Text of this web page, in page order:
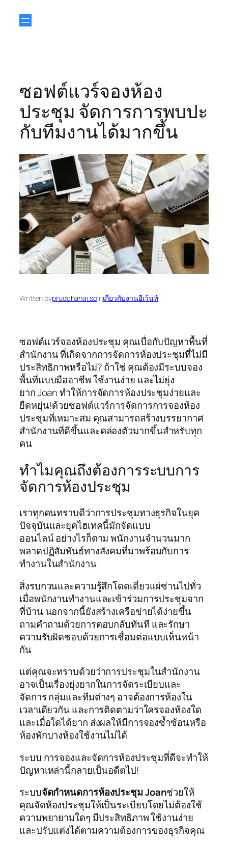
ซอฟต์แวร์จองห้อง
ประชุม จัดการการพบปะ
กับทีมงานได้มากขึ้น
Written byprudchanai.soinเกี่ยวกับงานอีเว้นท์
ซอฟต์แวร์จองห้องประชุม คุณเบื่อกับปัญหาพื้นที่
สำนักงาน ที่เกิดจากการจัดการห้องประชุมที่ไม่มี
ประสิทธิภาพหรือไม่? ถ้าใช่ คุณต้องมีระบบจอง
พื้นที่แบบมืออาชีพ ใช้งานง่าย และไม่ยุ่ง
ยาก Joan ทำให้การจัดการห้องประชุมง่ายและ
ยืดหยุ่น!ด้วยซอฟต์แวร์การจัดการการจองห้อง
ประชุมที่เหมาะสม คุณสามารถสร้างบรรยากาศ
สำนักงานที่ดีขึ้นและคล่องตัวมากขึ้นสำหรับทุก
คน
ทำไมคุณถึงต้องการระบบการ
จัดการห้องประชุม
เราทุกคนทราบดีว่าการประชุมทางธุรกิจในยุค
ปัจจุบันและยุคไฮเทคนี้มักจัดแบบ
ออนไลน์ อย่างไรก็ตาม พนักงานจำนวนมาก
พลาดปฏิสัมพันธ์ทางสังคมที่มาพร้อมกับการ
ทำงานในสำนักงาน
สิ่งรบกวนและความรู้สึกโดดเดี่ยวแผ่ซ่านไปทั่ว
เมื่อพนักงานทำงานและเข้าร่วมการประชุมจาก
ที่บ้าน นอกจากนี้ยังสร้างเครือข่ายได้ง่ายขึ้น
ถามคำถามด้วยการตอบกลับทันที และรักษา
ความรับผิดชอบด้วยการเชื่อมต่อแบบเห็นหน้า
กัน
แต่คุณจะทราบด้วยว่าการประชุมในสำนักงาน
อาจเป็นเรื่องยุ่งยากในการจัดระเบียบและ
จัดการ กลุ่มและทีมต่างๆ อาจต้องการห้องใน
เวลาเดียวกัน และการติดตามว่าใครจองห้องใด
และเมื่อใดได้ยาก ส่งผลให้มีการจองซ้ำซ้อนหรือ
ห้องพักบางห้องใช้งานไม่ได้
ระบบ การจองและจัดการห้องประชุมที่ดีจะทำให้
ปัญหาเหล่านี้กลายเป็นอดีตไป!
ระบบจัดกำหนดการห้องประชุม Joanช่วยให้
คุณจัดห้องประชุมให้เป็นระเบียบโดยไม่ต้องใช้
ความพยายามใดๆ มีประสิทธิภาพ ใช้งานง่าย
และปรับแต่งได้ตามความต้องการของธุรกิจคุณ